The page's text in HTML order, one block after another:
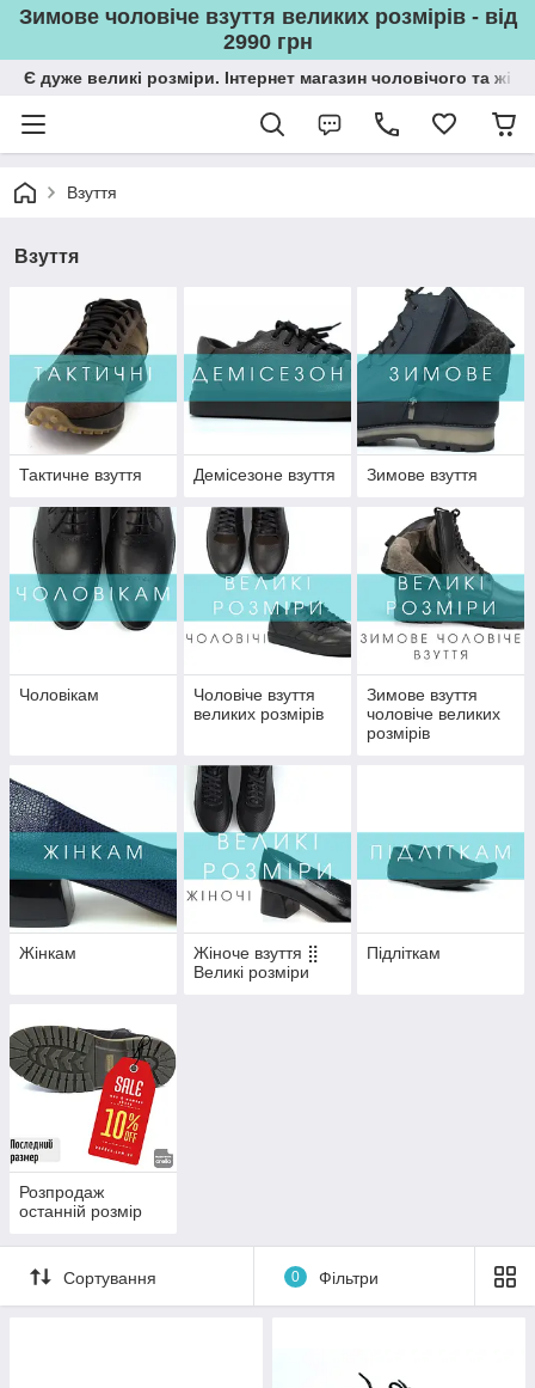
Зимове чоловіче взуття великих розмірів - від
2990 грн
Є дуже великі розміри. Інтернет магазин чоловічого та
Взуття
Взуття
Тактичне взуття Демісезоне взуття Зимове взуття
Чоловікам
Чоловіче взуття
великих розмірів
Зимове взуття
чоловіче великих
розмірів
Жінкам
Жіноче взуття ⣿
Великі розміри
Підліткам
Розпродаж
останній розмір
Сортування 0 Фільтри